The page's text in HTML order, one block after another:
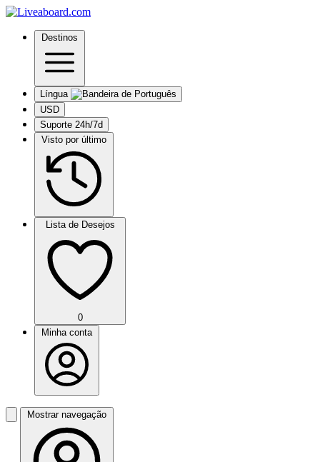
Destinos
Língua
USD
Suporte 24h/7d
Visto por último
Lista de Desejos
0
Minha conta
Mostrar navegação